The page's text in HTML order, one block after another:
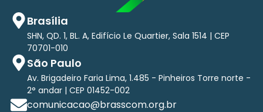
Brasília
SHN, QD. 1, BL. A, Edifício Le Quartier, Sala 1514 | CEP
70701-010
São Paulo
Av. Brigadeiro Faria Lima, 1.485 - Pinheiros Torre norte -
2° andar | CEP 01452-002
comunicacao@brasscom.org.br